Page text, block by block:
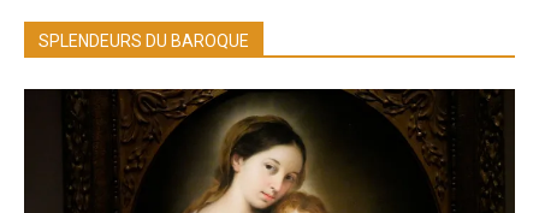
SPLENDEURS DU BAROQUE